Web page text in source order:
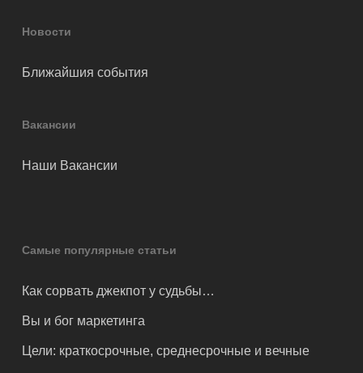
Новости
Ближайшия события
Вакансии
Наши Вакансии
Самые популярные статьи
Как сорвать джекпот у судьбы…
Вы и бог маркетинга
Цели: краткосрочные, среднесрочные и вечные